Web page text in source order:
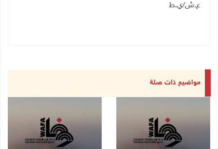
ع.ش/ي.ط
مواضيع ذات صلة